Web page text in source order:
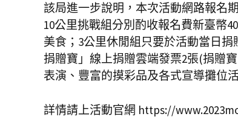
該局進一步說明，本次活動網路報名
10公里挑戰組分別酌收報名費新臺幣
美食；3公里休閒組只要於活動當日
捐贈寶」線上捐贈雲端發票2張(捐贈
表演、豐富的摸彩品及各式宣導攤位
詳情請上活動官網 https://